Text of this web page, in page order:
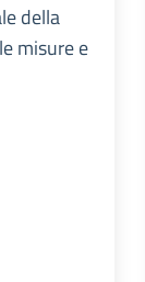
della
misure e